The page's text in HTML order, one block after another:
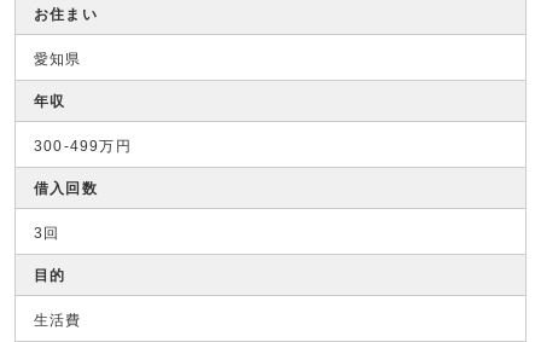
お住まい
愛知県
年収
300-499万円
借入回数
3回
目的
生活費